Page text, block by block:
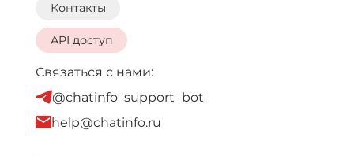
Контакты
API доступ
Связаться с нами:
@chatinfo_support_bot
help@chatinfo.ru